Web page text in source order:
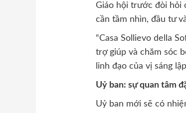
Giáo hội trước đòi hỏi
cần tầm nhìn, đầu tư
“Casa Sollievo della
trợ giúp và chăm sóc
linh đạo của vị sáng
Uỷ ban: sự quan tâm
Uỷ ban mới sẽ có